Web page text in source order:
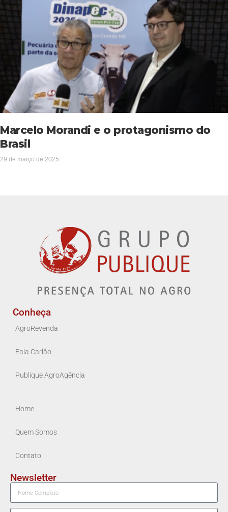
Marcelo Morandi e o protagonismo do
Brasil
29 de março de 2025
Conheça
AgroRevenda
Fala Carlão
Publique AgroAgência
Home
Quem Somos
Contato
Newsletter